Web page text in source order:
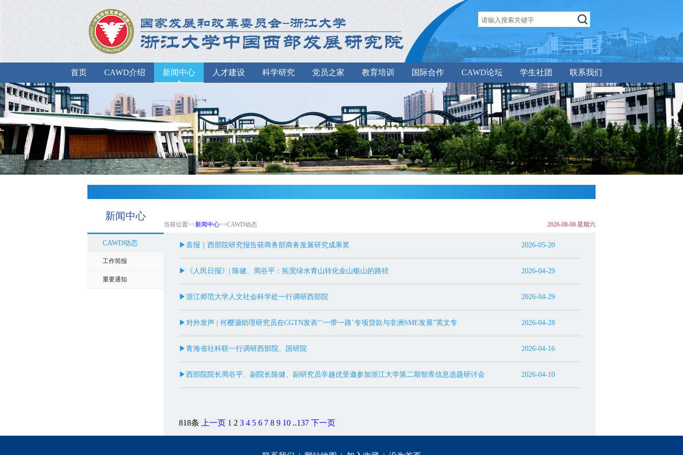
首页 CAWD介绍 新闻中心 人才建设 科学研究 党员之家 教育培训 国际合作 CAWD论坛 学生社团 联系我们
新闻中心
当前位置>>新闻中心>>CAWD动态 2026-08-08 星期六
CAWD动态
工作简报
重要通知
▶喜报｜西部院研究报告获商务部商务发展研究成果奖 2026-05-20
▶《人民日报》| 陈健、周谷平：拓宽绿水青山转化金山银山的路径 2026-04-29
▶浙江师范大学人文社会科学处一行调研西部院 2026-04-29
▶对外发声 | 何樱灏助理研究员在CGTN发表“‘一带一路’专项贷款与非洲SME发展”英文专 2026-04-28
▶青海省社科联一行调研西部院、国研院 2026-04-16
▶西部院院长周谷平、副院长陈健、副研究员辛越优受邀参加浙江大学第二期智库信息选题研讨会 2026-04-10
818条 上一页 1 2 3 4 5 6 7 8 9 10 ..137 下一页